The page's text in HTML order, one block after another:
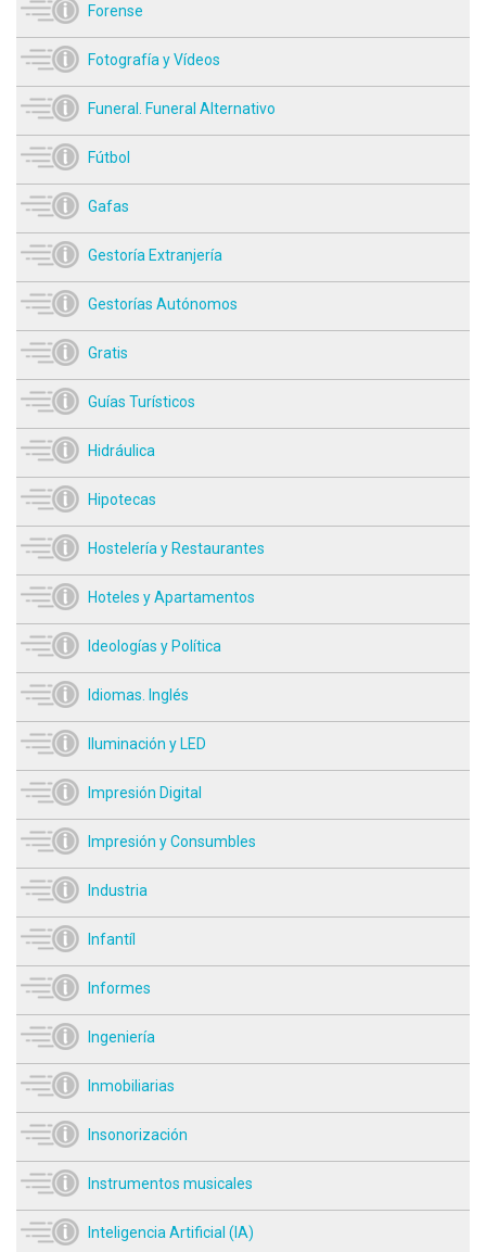
Forense
Fotografía y Vídeos
Funeral. Funeral Alternativo
Fútbol
Gafas
Gestoría Extranjería
Gestorías Autónomos
Gratis
Guías Turísticos
Hidráulica
Hipotecas
Hostelería y Restaurantes
Hoteles y Apartamentos
Ideologías y Política
Idiomas. Inglés
Iluminación y LED
Impresión Digital
Impresión y Consumbles
Industria
Infantíl
Informes
Ingeniería
Inmobiliarias
Insonorización
Instrumentos musicales
Inteligencia Artificial (IA)